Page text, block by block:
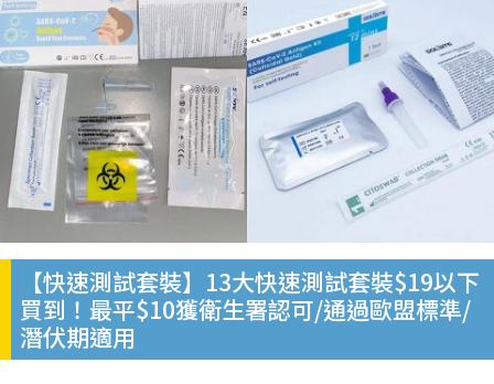
【快速測試套裝】13大快速測試套裝$19以下
買到！最平$10獲衛生署認可/通過歐盟標準/
潛伏期適用